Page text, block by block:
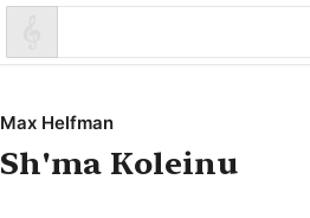
Max Helfman
Sh'ma Koleinu